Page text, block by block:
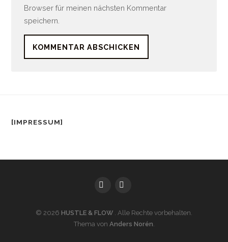
Browser für meinen nächsten Kommentar
speichern.
[IMPRESSUM]
FacebookInstagram
© 2026 HUSTLE & FLOW
. Alle Rechte vorbehalten.
Thema von Anders Norén